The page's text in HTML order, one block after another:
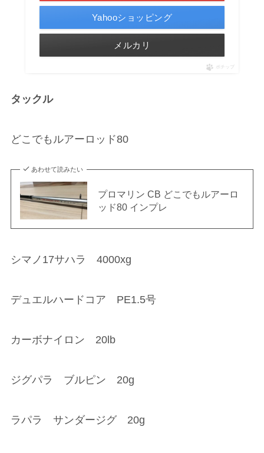
Yahooショッピング
メルカリ
ポチップ
タックル
どこでもルアーロッド80
あわせて読みたい
プロマリン CB どこでもルアーロ
ッド80 インプレ
シマノ17サハラ 4000xg
デュエルハードコア PE1.5号
カーボナイロン 20lb
ジグパラ ブルピン 20g
ラパラ サンダージグ 20g